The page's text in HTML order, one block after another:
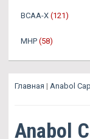
BCAA-X (121)
MHP (58)
Главная | Anabol
Anabol